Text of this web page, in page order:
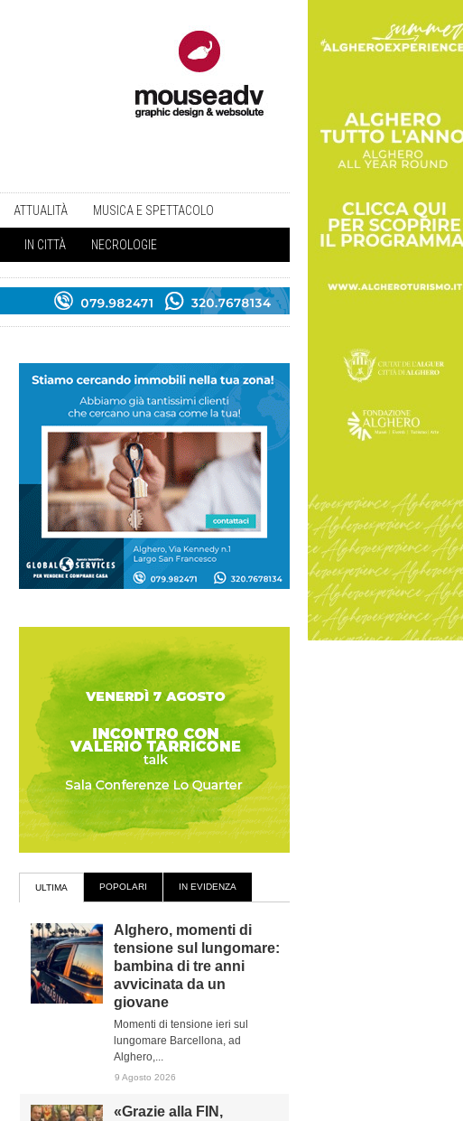
ATTUALITÀ MUSICA E SPETTACOLO
IN CITTÀ NECROLOGIE
ULTIMA POPOLARI IN EVIDENZA
Alghero, momenti di
tensione sul lungomare:
bambina di tre anni
avvicinata da un
giovane
Momenti di tensione ieri sul
lungomare Barcellona, ad
Alghero,...
9 Agosto 2026
«Grazie alla FIN,